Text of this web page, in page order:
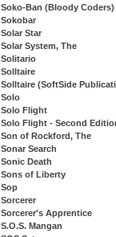
Soko-Ban (Bloody Coders)
Sokobar
Solar Star
Solar System, The
Solitario
Solltaire
Solltaire (SoftSide
Solo
Solo Flight
Solo Flight - Second
Son of Rockford, The
Sonar Search
Sonic Death
Sons of Liberty
Sop
Sorcerer
Sorcerer's Apprentice
S.O.S. Mangan